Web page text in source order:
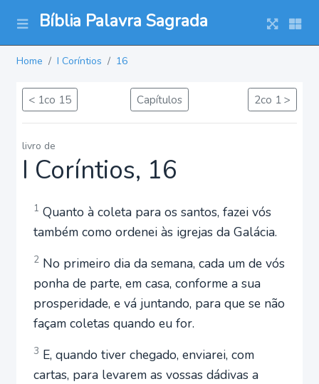
Bíblia Palavra Sagrada
Home I Coríntios 16
< 1co 15 Capítulos 2co 1 >
livro de
I Coríntios, 16
1 Quanto à coleta para os santos, fazei vós
também como ordenei às igrejas da Galácia.
2 No primeiro dia da semana, cada um de vós
ponha de parte, em casa, conforme a sua
prosperidade, e vá juntando, para que se não
façam coletas quando eu for.
3 E, quando tiver chegado, enviarei, com
cartas, para levarem as vossas dádivas a